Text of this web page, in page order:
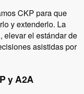
CKP para que
y extenderlo. La
elevar el estándar de
asistidas por
y A2A